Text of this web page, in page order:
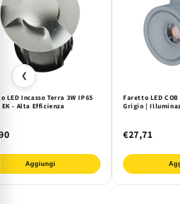
❮
LED Incasso Terra 3W IP65
EK - Alta Efficienza
Aggiungi
Faretto LED COB
Grigio |
€27,71